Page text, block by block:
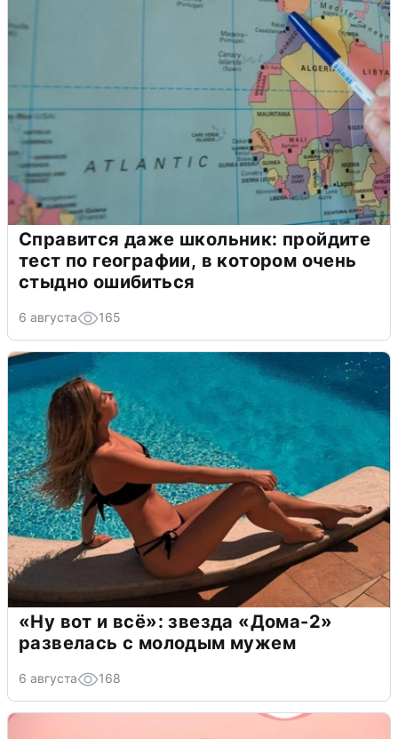
Справится даже школьник: пройдите
тест по географии, в котором очень
стыдно ошибиться
6 августа 165
«Ну вот и всё»: звезда «Дома-2»
развелась с молодым мужем
6 августа 168